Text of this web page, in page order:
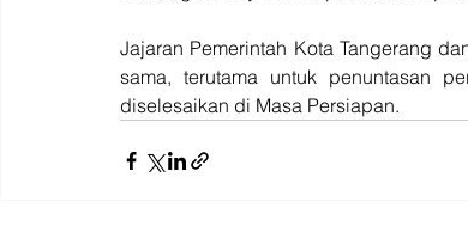
Jajaran Pemerintah Kota Tangerang
sama, terutama untuk penuntasan
diselesaikan di Masa Persiapan.